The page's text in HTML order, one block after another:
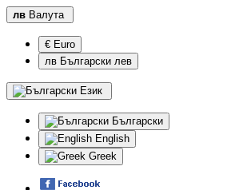
лв Валута
€ Euro
лв Български лев
Език
Български
English
Greek